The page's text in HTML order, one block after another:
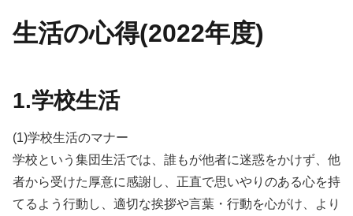
生活の心得(2022年度)
1.学校生活
(1)学校生活のマナー
学校という集団生活では、誰もが他者に迷惑をかけず、他
者から受けた厚意に感謝し、正直で思いやりのある心を持
てるよう行動し、適切な挨拶や言葉・行動を心がけ、より